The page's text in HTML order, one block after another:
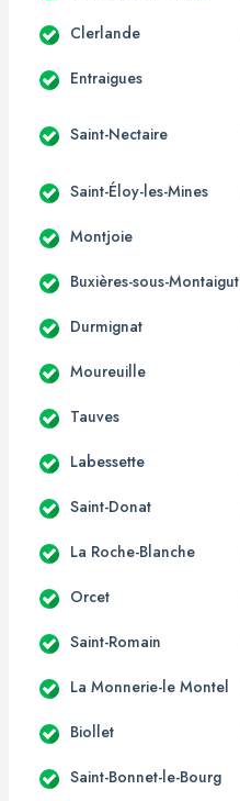
Clerlande
Entraigues
Saint-Nectaire
Saint-Éloy-les-Mines
Montjoie
Buxières-sous-Montaigut
Durmignat
Moureuille
Tauves
Labessette
Saint-Donat
La Roche-Blanche
Orcet
Saint-Romain
La Monnerie-le Montel
Biollet
Saint-Bonnet-le-Bourg